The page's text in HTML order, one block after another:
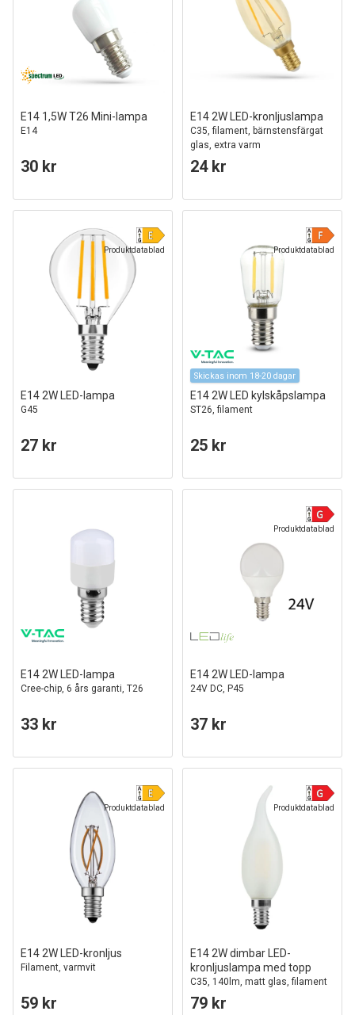
E14 1,5W T26 Mini-lampa
E14
30 kr
E14 2W LED-kronljuslampa
C35, filament, bärnstensfärgat
glas, extra varm
24 kr
Produktdatablad
E14 2W LED-lampa
G45
27 kr
Produktdatablad
Skickas inom 18-20 dagar
E14 2W LED kylskåpslampa
ST26, filament
25 kr
E14 2W LED-lampa
Cree-chip, 6 års garanti, T26
33 kr
Produktdatablad
E14 2W LED-lampa
24V DC, P45
37 kr
Produktdatablad
E14 2W LED-kronljus
Filament, varmvit
59 kr
Produktdatablad
E14 2W dimbar LED-
kronljuslampa med topp
C35, 140lm, matt glas, filament
79 kr